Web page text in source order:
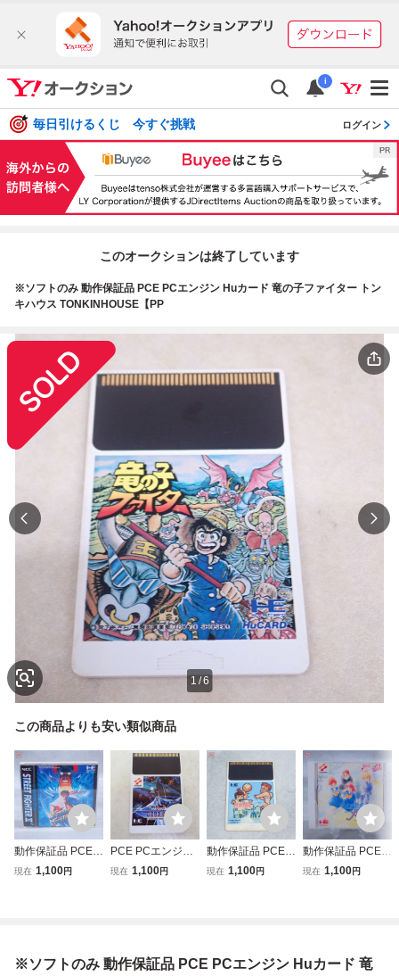
i
毎日引けるくじ 今すぐ挑戦 ログイン
このオークションは終了しています
※ソフトのみ 動作保証品 PCE PCエンジン Huカード 竜の子ファイター トン
キハウス TONKINHOUSE【PP
1 /6
この商品よりも安い類似商品
動作保証品 PCE P
Cエンジン Huカー
現在 1,100円
PCE PCエンジン
Huカード GRADI
現在 1,100円
動作保証品 PCE P
Cエンジン Huカー
現在 1,100円
動作保証品 PCE P
Cエンジン SUPE
現在 1,100円
※ソフトのみ 動作保証品 PCE PCエンジン Huカード 竜